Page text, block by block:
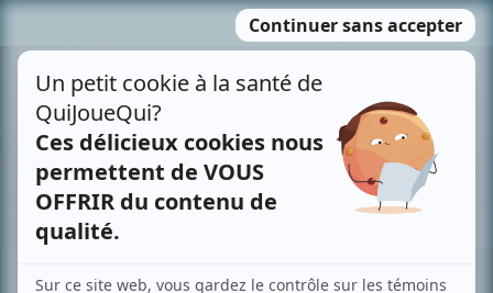
MENU
contenu
Recherche avancée »